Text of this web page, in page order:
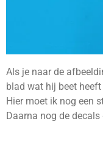
Als je naar de
blad wat hij beet
Hier moet ik nog een
Daarna nog de